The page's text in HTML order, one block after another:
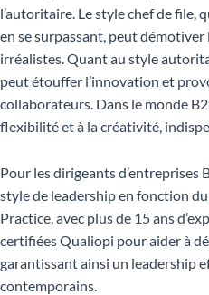
l’autoritaire. Le style chef de file,
en se surpassant, peut
irréalistes. Quant au style
peut étouffer l’innovation et
collaborateurs. Dans le monde
flexibilité et à la créativité,
Pour les dirigeants d’entreprises
style de leadership en fonction
Practice, avec plus de 15 ans
certifiées Qualiopi pour aider à
garantissant ainsi un leadership
contemporains.